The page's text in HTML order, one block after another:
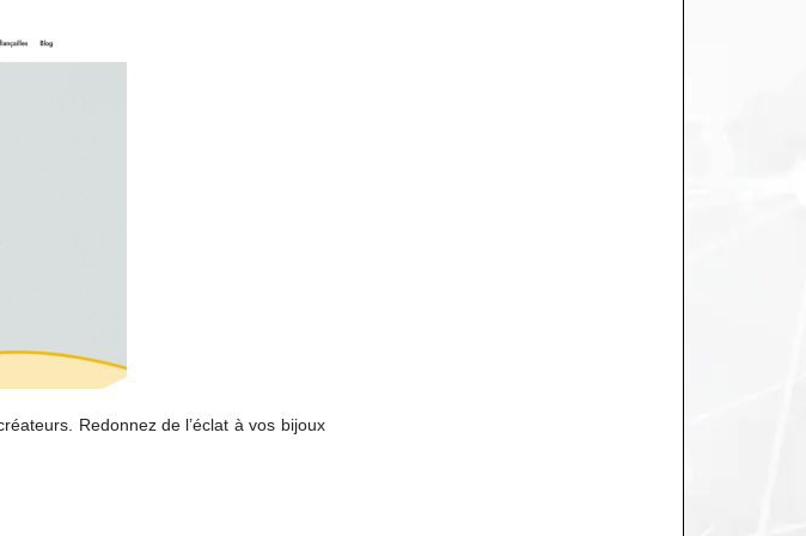
Redonnez de l’éclat à vos bijoux